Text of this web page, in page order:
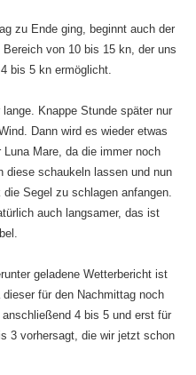
zu Ende ging, beginnt auch der
von 10 bis 15 kn, der uns
bis 5 kn ermöglicht.
Knappe Stunde später nur
Dann wird es wieder etwas
Mare, da die immer noch
diese schaukeln lassen und nun
Segel zu schlagen anfangen.
auch langsamer, das ist
geladene Wetterbericht ist
für den Nachmittag noch
4 bis 5 und erst für
3 vorhersagt, die wir jetzt schon